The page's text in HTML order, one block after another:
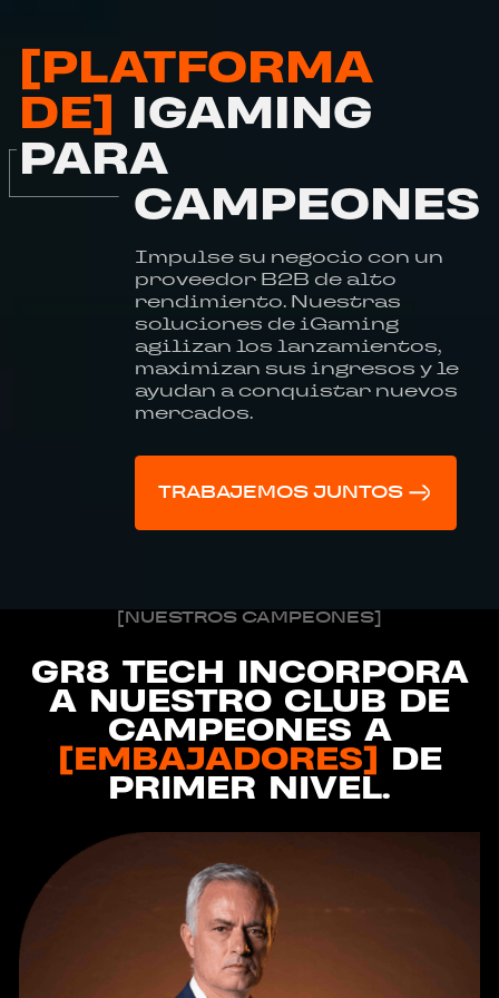
[PLATFORMA
DE] IGAMING
PARA
CAMPEONES
Impulse su negocio con un
proveedor B2B de alto
rendimiento. Nuestras
soluciones de iGaming
agilizan los lanzamientos,
maximizan sus ingresos y le
ayudan a conquistar nuevos
mercados.
TRABAJEMOS JUNTOS
[NUESTROS CAMPEONES]
GR8 TECH INCORPORA
A NUESTRO CLUB DE
CAMPEONES A
[EMBAJADORES] DE
PRIMER NIVEL.